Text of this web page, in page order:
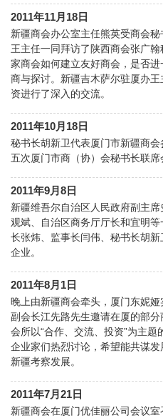
2011年11月18日
新疆商会办公室主任熊英受商会
王主任一同拜访了陕西商会张广
家商会如何建立友好商会，是否
商与探讨。新疆吉木萨尔驻厦办
资进行了深入的交流。
2011年10月18日
秘书长胡新卫代表厦门市新疆商
五次厦门市商（协）会秘书长联席
2011年9月8日
新疆维吾尔自治区人民政府副主
观斌、自治区商务厅厅长和宜明
长张炜、监事长闫伟、秘书长胡
企业。
2011年8月1日
晚上由新疆商会牵头，厦门东妮娅
副会长江先路先生邀请在厦的部
会所以“合作、交流、投资”为主
企业家们热烈讨论，希望能共谋
新疆考察发展。
2011年7月21日
新疆商会在厦门优佳丽公司会议